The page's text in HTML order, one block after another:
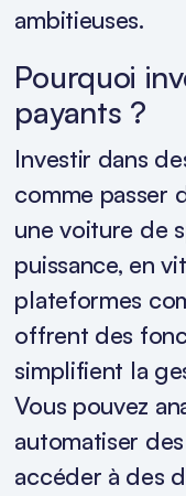
ambitieuses.
Pourquoi
payants ?
Investir dans
comme passer
une voiture de
puissance, en
plateformes
offrent des
simplifient la
Vous pouvez
automatiser
accéder à des